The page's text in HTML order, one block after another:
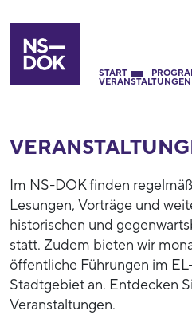
START
VERANSTALTUNGEN
Im NS-DOK finden
Lesungen, Vorträge und
historischen und
statt. Zudem bieten wir
öffentliche Führungen im
Stadtgebiet an. Entdecken
Veranstaltungen.